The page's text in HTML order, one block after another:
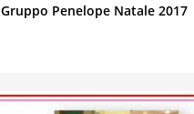
Gruppo Penelope Natale 2017